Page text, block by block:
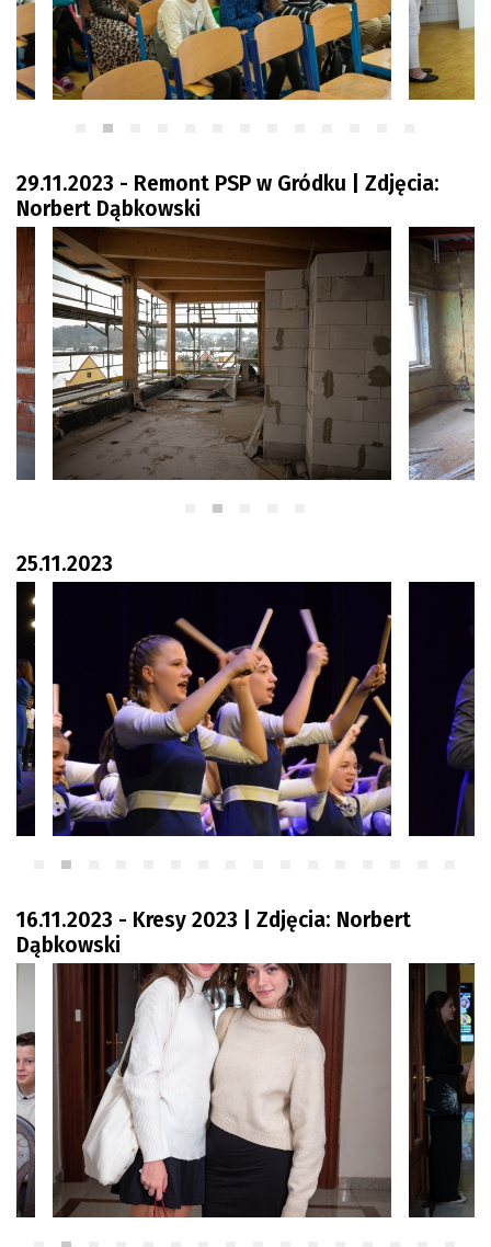
29.11.2023 - Remont PSP w Gródku | Zdjęcia:
Norbert Dąbkowski
25.11.2023
16.11.2023 - Kresy 2023 | Zdjęcia: Norbert
Dąbkowski